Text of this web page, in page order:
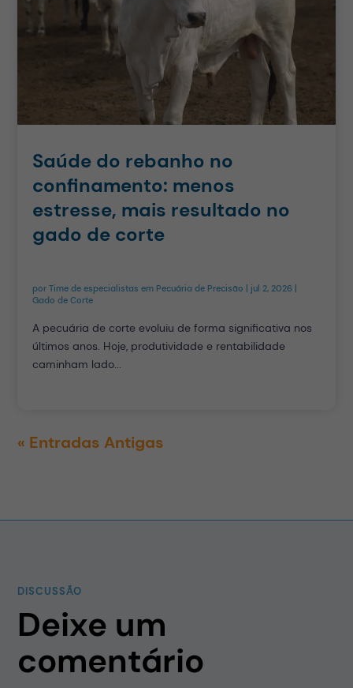
Saúde do rebanho no
confinamento: menos
estresse, mais resultado no
gado de corte
porTime de especialistas em Pecuária de Precisão jul 2, 2026
Gado de Corte
A pecuária de corte evoluiu de forma significativa nos
últimos anos. Hoje, produtividade e rentabilidade
caminham lado...
« Entradas Antigas
DISCUSSÃO
Deixe um
comentário